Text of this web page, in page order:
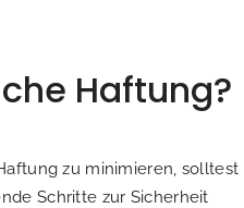
Haftung?
zu minimieren, solltest
Schritte zur Sicherheit